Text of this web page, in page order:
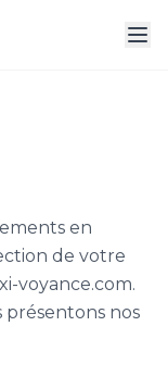
en
de votre
voyance.com.
présentons nos